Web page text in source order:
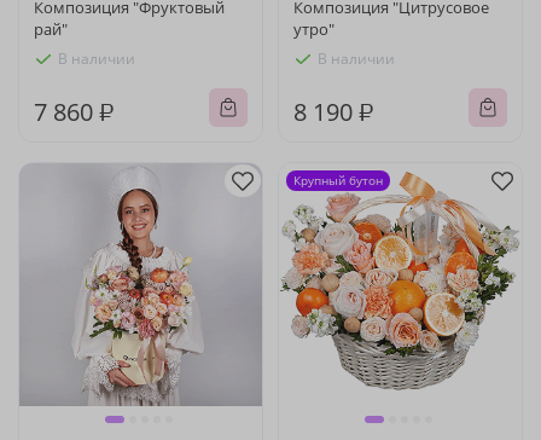
Композиция "Фруктовый
рай"
В наличии
7 860 ₽
Композиция "Цитрусовое
утро"
В наличии
8 190 ₽
Крупный бутон